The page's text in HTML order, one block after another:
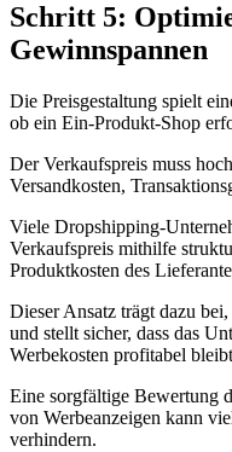
Schritt 5:
Gewinnspannen
Die Preisgestaltung spielt
ob ein Ein-Produkt-Shop
Der Verkaufspreis muss
Versandkosten,
Viele Dropshipping-
Verkaufspreis mithilfe
Produktkosten des
Dieser Ansatz trägt dazu
und stellt sicher, dass das
Werbekosten profitabel
Eine sorgfältige Bewertung
von Werbeanzeigen kann
verhindern.